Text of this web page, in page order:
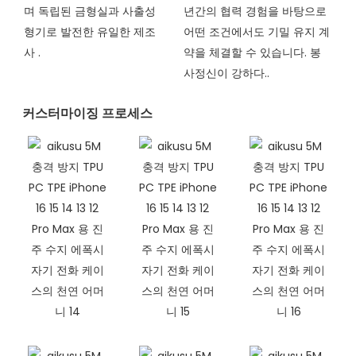
며 독립된 금형실과 사출성
형기로 발전한 유일한 제조
사 .
년간의 협력 경험을 바탕으로
어떤 조건에서도 기밀 유지 계
약을 체결할 수 있습니다. 봉
사정신이 강하다..
커스터마이징 프로세스​